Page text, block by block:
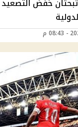
خفض التصعيد